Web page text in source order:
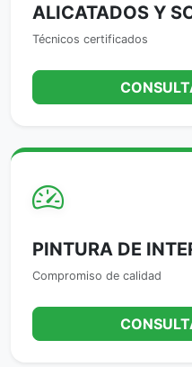
ALICATADOS Y
Técnicos certificados
PINTURA DE
Compromiso de calidad